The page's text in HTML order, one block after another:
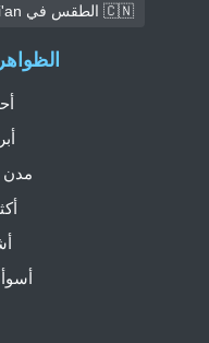
🇨🇳 الطقس في Huai'an
مدن